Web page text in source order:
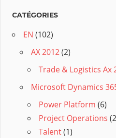
CATÉGORIES
EN (102)
AX 2012(2)
Trade & Logistics Ax
Microsoft Dynamics
Power Platform (6)
Project Operations
Talent(1)